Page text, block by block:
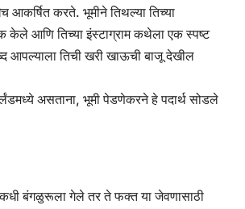
आकर्षित करते. भूमीने तिथल्या तिच्या
केले आणि तिच्या इंस्टाग्राम कथेला एक स्पष्ट
आपल्याला तिची खरी खाऊची बाजू देखील
असताना, भूमी पेडणेकरने हे पदार्थ सोडले
कधी बंगळुरूला गेले तर ते फक्त या जेवणासाठी